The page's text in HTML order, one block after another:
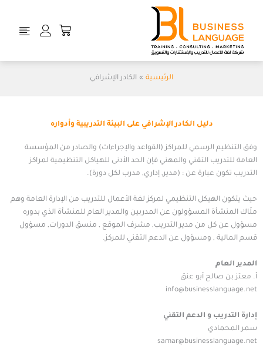
المحتوى
Cart
الرئيسية الكادر الإشرافي
دليل الكادر الإشرافي على البيئة التدريبية وأدواره
وفق التنظيم الرسمي للمراكز (القواعد والإجراءات) والصادر من المؤسسة
العامة للتدريب التقني والمهني فإن الحد الأدنى للهياكل التنظيمية لمراكز
التدريب تكون عبارة عن : (مدير, إداري, مدرب لكل دورة).
حيث يتكون الهيكل التنظيمي لمركز لغة الأعمال للتدريب من الإدارة العامة وهم
ملَاك المنشأة المسؤولون عن المدربين والمدير العام للمنشأة الذي بدوره
مسؤول عن كل من مدير التدريب, مشرف الموقع , منسق الدورات, مسؤول
قسم المالية , ومسؤول عن الدعم التقني للمركز.
المدير العام
أ. معتز بن صالح أبو عنق
info@businesslanguage.net
إدارة التدريب و الدعم التقني
سمر المحمادي
samar@businesslanguage.net